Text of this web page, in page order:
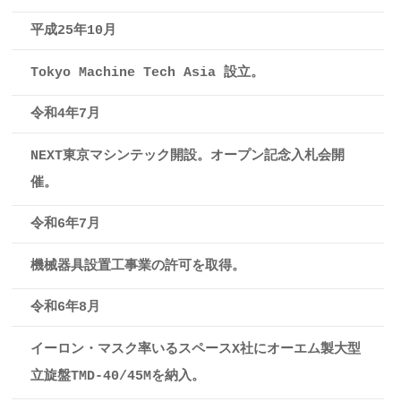
平成25年10月
Tokyo Machine Tech Asia 設立。
令和4年7月
NEXT東京マシンテック開設。オープン記念入札会開
催。
令和6年7月
機械器具設置工事業の許可を取得。
令和6年8月
イーロン・マスク率いるスペースX社にオーエム製大型
立旋盤TMD-40/45Mを納入。